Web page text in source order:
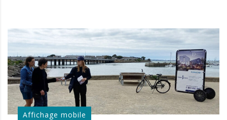
Affichage mobile